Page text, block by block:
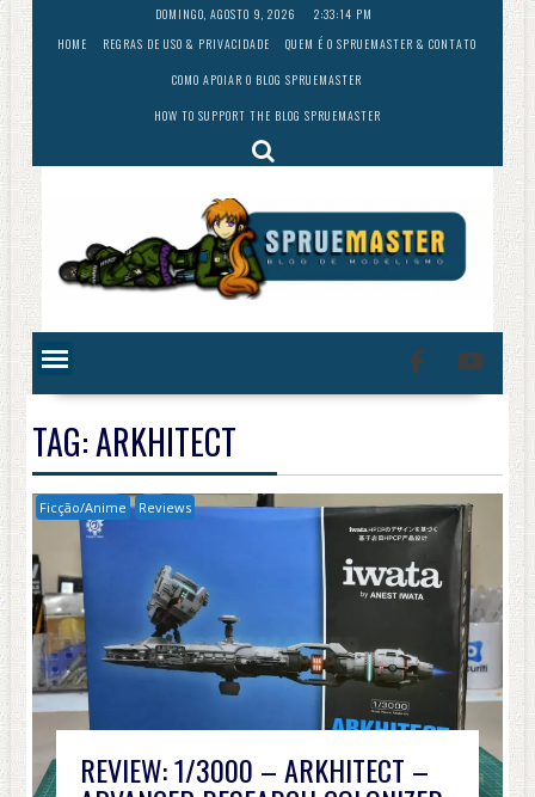
Skip
to
content
DOMINGO, AGOSTO 9, 2026
2:33:15 PM
HOME
REGRAS DE USO & PRIVACIDADE
QUEM É O SPRUEMASTER & CONTATO
COMO APOIAR O BLOG SPRUEMASTER
HOW TO SUPPORT THE BLOG SPRUEMASTER
TAG:ARKHITECT
Ficção/Anime Reviews
REVIEW: 1/3000 – ARKHITECT –